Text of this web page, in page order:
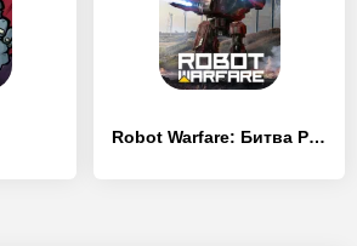
Robot Warfare: Битва Pоботов